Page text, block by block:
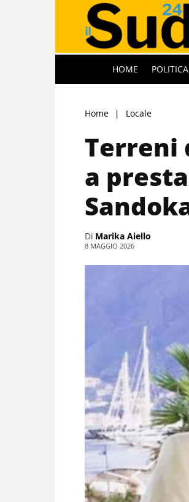
HOME POLITICA
Home Locale
Terreni
a
Di Marika Aiello
8 MAGGIO 2026